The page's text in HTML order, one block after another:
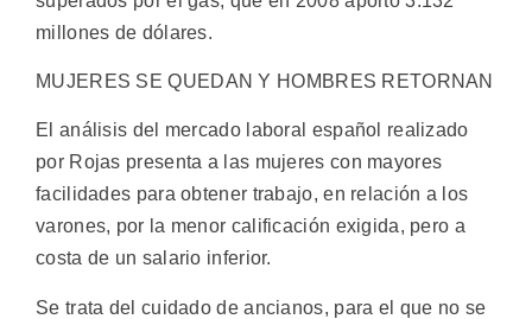
millones de dólares.
MUJERES SE QUEDAN Y HOMBRES RETORNAN
El análisis del mercado laboral español realizado
por Rojas presenta a las mujeres con mayores
facilidades para obtener trabajo, en relación a los
varones, por la menor calificación exigida, pero a
costa de un salario inferior.
Se trata del cuidado de ancianos, para el que no se